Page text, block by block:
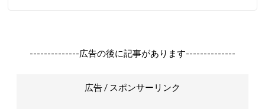
--------------広告の後に記事があります--------------
広告 / スポンサーリンク